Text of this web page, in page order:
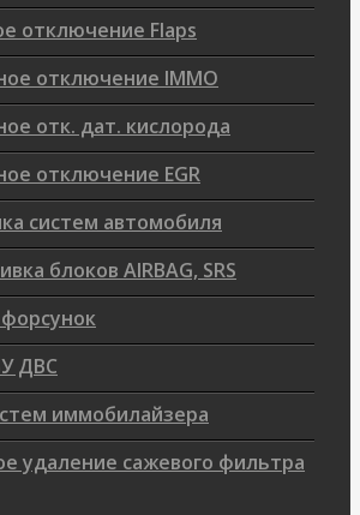
отключение Flaps
отключение IMMO
отк. дат. кислорода
отключение EGR
систем автомобиля
блоков AIRBAG, SRS
ДВС
иммобилайзера
удаление сажевого фильтра